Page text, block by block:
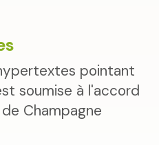
pointant
soumise à l'accord
Champagne